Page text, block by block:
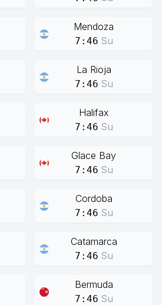
Mendoza
7:46 Su
La Rioja
7:46 Su
Halifax
7:46 Su
Glace Bay
7:46 Su
Cordoba
7:46 Su
Catamarca
7:46 Su
Bermuda
7:46 Su